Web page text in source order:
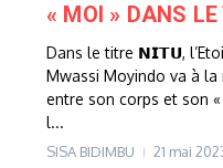
« MOI » DANS
Dans le titre 𝗡𝗜𝗧𝗨,
Mwassi Moyindo va à
entre son corps et son
l...
SISA BIDIMBU 21 mai